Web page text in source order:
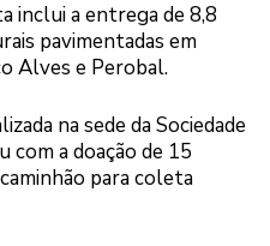
inclui a entrega de 8,8
pavimentadas em
Alves e Perobal.
na sede da Sociedade
com a doação de 15
para coleta